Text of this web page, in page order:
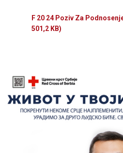
F 20 24 Poziv Za
501,2 KB)